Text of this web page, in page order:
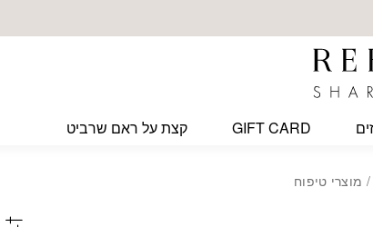
GIFT CARD קצת על ראם שרביט
מוצרי טיפוח